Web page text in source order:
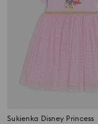
Sukienka Disney Princess